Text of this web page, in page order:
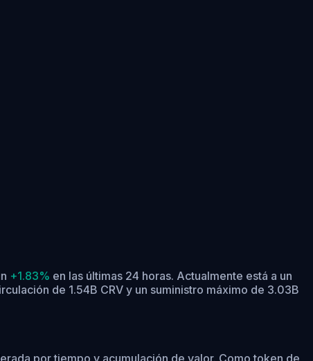
+1.83% en las últimas 24 horas. Actualmente está a un
de 1.54B CRV y un suministro máximo de 3.03B
por tiempo y acumulación de valor. Como token de